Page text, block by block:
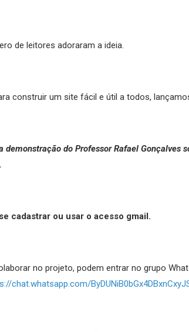
de leitores adoraram a ideia.
construir um site fácil e útil a todos,
demonstração do Professor Rafael Gonçalves
cadastrar ou usar o acesso gmail.
no projeto, podem entrar no grupo
chat.whatsapp.com/